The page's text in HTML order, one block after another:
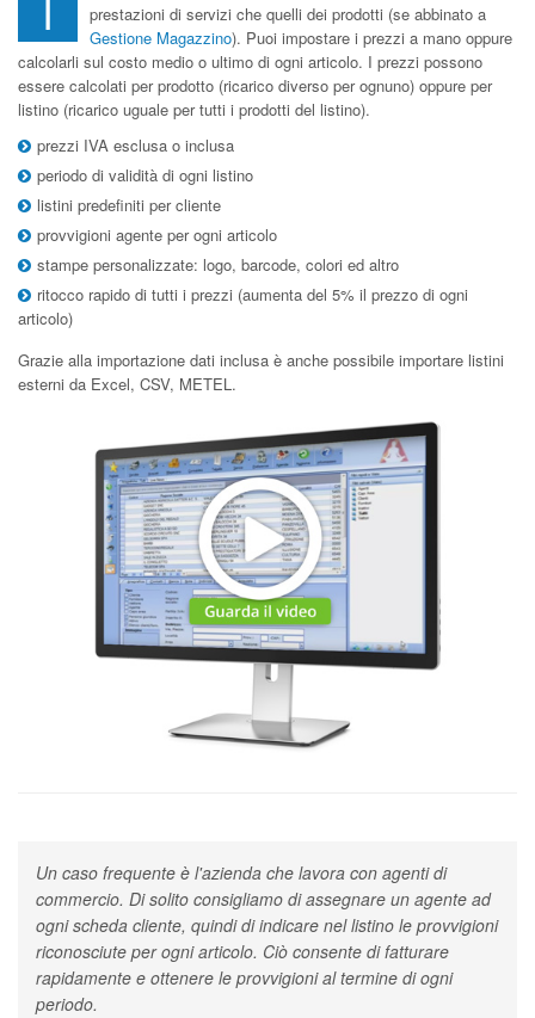
prestazioni di servizi che quelli dei prodotti (se abbinato a
Gestione Magazzino). Puoi impostare i prezzi a mano oppure
calcolarli sul costo medio o ultimo di ogni articolo. I prezzi possono
essere calcolati per prodotto (ricarico diverso per ognuno) oppure per
listino (ricarico uguale per tutti i prodotti del listino).
prezzi IVA esclusa o inclusa
periodo di validità di ogni listino
listini predefiniti per cliente
provvigioni agente per ogni articolo
stampe personalizzate: logo, barcode, colori ed altro
ritocco rapido di tutti i prezzi (aumenta del 5% il prezzo di ogni
articolo)
Grazie alla importazione dati inclusa è anche possibile importare listini
esterni da Excel, CSV, METEL.
Un caso frequente è l'azienda che lavora con agenti di
commercio. Di solito consigliamo di assegnare un agente ad
ogni scheda cliente, quindi di indicare nel listino le provvigioni
riconosciute per ogni articolo. Ciò consente di fatturare
rapidamente e ottenere le provvigioni al termine di ogni
periodo.